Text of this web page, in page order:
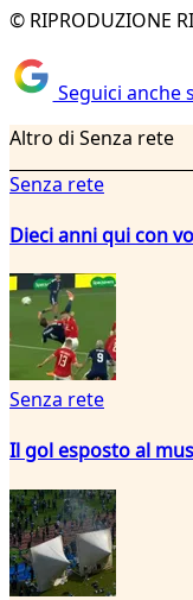
© RIPRODUZIONE
Seguici anche
Altro di Senza rete
Senza rete
Dieci anni qui con
Senza rete
Il gol esposto al